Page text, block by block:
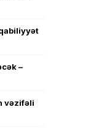
–
vəzifəli